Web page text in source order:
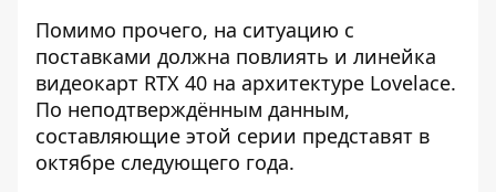
Помимо прочего, на ситуацию с
поставками должна повлиять и линейка
видеокарт RTX 40 на архитектуре Lovelace.
По неподтверждённым данным,
составляющие этой серии представят в
октябре следующего года.